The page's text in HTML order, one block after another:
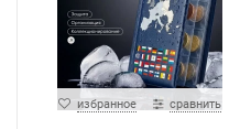
избранное сравнить